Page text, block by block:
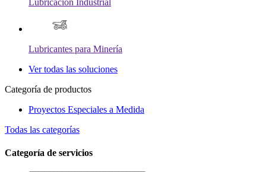
Lubricación Industrial
Lubricantes para Minería
Ver todas las soluciones
Categoría de productos
Proyectos Especiales a Medida
Todas las categorías
Categoría de servicios